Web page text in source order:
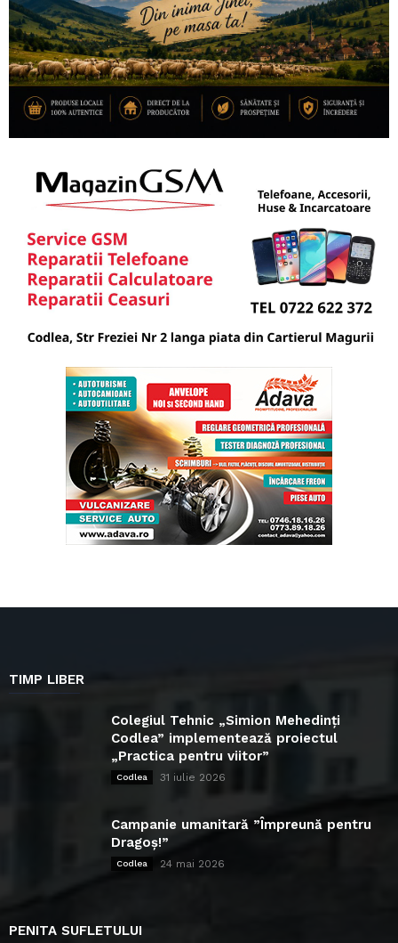
TIMP LIBER
Colegiul Tehnic „Simion Mehedinți
Codlea” implementează proiectul
„Practica pentru viitor”
Codlea 31 iulie 2026
Campanie umanitară ”Împreună pentru
Dragoș!”
Codlea 24 mai 2026
PENITA SUFLETULUI